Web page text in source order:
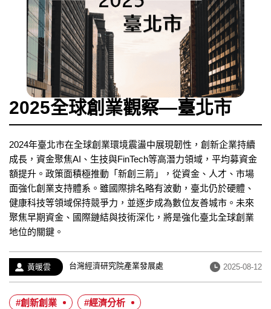
2025全球創業觀察—臺北市
2024年臺北市在全球創業環境震盪中展現韌性，創新企業持續
成長，資金聚焦AI、生技與FinTech等高潛力領域，平均募資金
額提升。政策面積極推動「新創三箭」，從資金、人才、市場
面強化創業支持體系。雖國際排名略有波動，臺北仍於硬體、
健康科技等領域保持競爭力，並逐步成為數位友善城市。未來
聚焦早期資金、國際鏈結與技術深化，將是強化臺北全球創業
地位的關鍵。
作
者：
黃暖雲
經
歷：
台灣經濟研究院產業發展處
發
布
2025-08-12
#創新創業 #經濟分析